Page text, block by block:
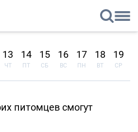
13
ЧТ
14
ПТ
15
СБ
16
ВС
17
ПН
18
ВТ
19
СР
питомцев смогут